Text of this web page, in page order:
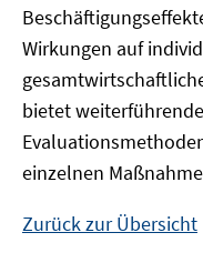
Wirkungen auf
bietet
einzelnen
Zurück zur Übersicht